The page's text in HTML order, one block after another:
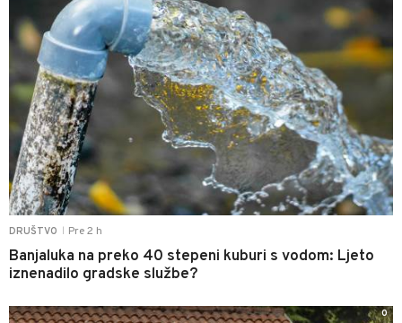
DRUŠTVO Pre 2 h
Banjaluka na preko 40 stepeni kuburi s vodom: Ljeto
iznenadilo gradske službe?
0